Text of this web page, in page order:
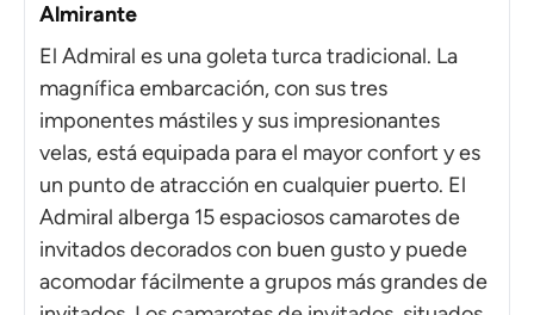
Almirante
El Admiral es una goleta turca tradicional. La
magnífica embarcación, con sus tres
imponentes mástiles y sus impresionantes
velas, está equipada para el mayor confort y es
un punto de atracción en cualquier puerto. El
Admiral alberga 15 espaciosos camarotes de
invitados decorados con buen gusto y puede
acomodar fácilmente a grupos más grandes de